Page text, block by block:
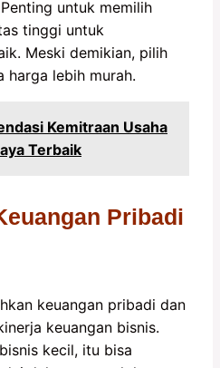
untuk memilih
tinggi untuk
Meski demikian, pilih
lebih murah.
Kemitraan Usaha
Terbaik
Pribadi
keuangan pribadi dan
keuangan bisnis.
kecil, itu bisa